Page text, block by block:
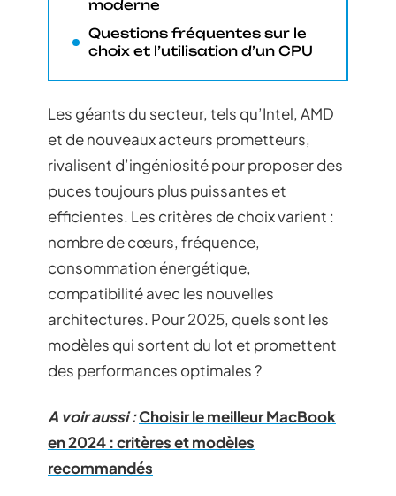
moderne
Questions fréquentes sur le
choix et l’utilisation d’un CPU
Les géants du secteur, tels qu’Intel, AMD
et de nouveaux acteurs prometteurs,
rivalisent d’ingéniosité pour proposer des
puces toujours plus puissantes et
efficientes. Les critères de choix varient :
nombre de cœurs, fréquence,
consommation énergétique,
compatibilité avec les nouvelles
architectures. Pour 2025, quels sont les
modèles qui sortent du lot et promettent
des performances optimales ?
A voir aussi :Choisir le meilleur MacBook
en 2024 : critères et modèles
recommandés